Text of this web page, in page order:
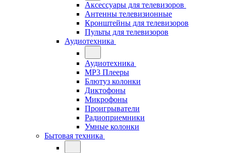
Аксессуары для телевизоров
Антенны телевизионные
Кронштейны для телевизоров
Пульты для телевизоров
Аудиотехника
Аудиотехника
MP3 Плееры
Блютуз колонки
Диктофоны
Микрофоны
Проигрыватели
Радиоприемники
Умные колонки
Бытовая техника